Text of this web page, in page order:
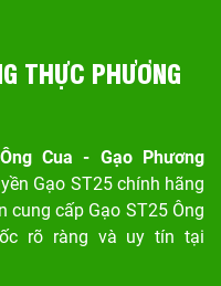
THỰC PHƯƠNG
Cua - Gạo Phương
Gạo ST25 chính hãng
cung cấp Gạo ST25 Ông
rõ ràng và uy tín tại